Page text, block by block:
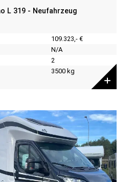
L 319 - Neufahrzeug
109.323,- €
N/A
2
3500 kg